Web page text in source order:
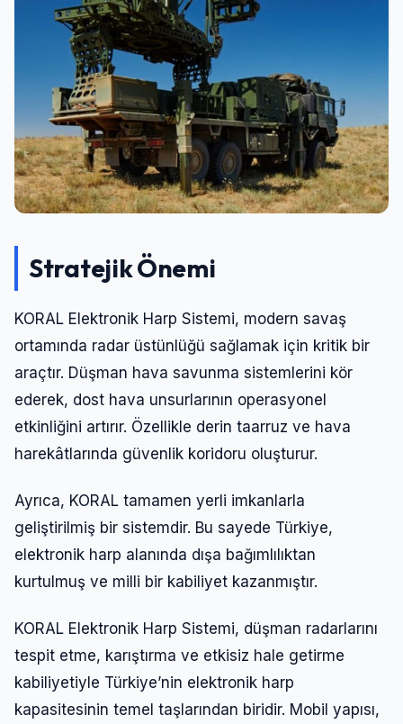
Stratejik Önemi
KORAL Elektronik Harp Sistemi, modern savaş
ortamında radar üstünlüğü sağlamak için kritik bir
araçtır. Düşman hava savunma sistemlerini kör
ederek, dost hava unsurlarının operasyonel
etkinliğini artırır. Özellikle derin taarruz ve hava
harekâtlarında güvenlik koridoru oluşturur.
Ayrıca, KORAL tamamen yerli imkanlarla
geliştirilmiş bir sistemdir. Bu sayede Türkiye,
elektronik harp alanında dışa bağımlılıktan
kurtulmuş ve milli bir kabiliyet kazanmıştır.
KORAL Elektronik Harp Sistemi, düşman radarlarını
tespit etme, karıştırma ve etkisiz hale getirme
kabiliyetiyle Türkiye’nin elektronik harp
kapasitesinin temel taşlarından biridir. Mobil yapısı,
Şifre
Beni Hatırla Şifremi Unuttum
Giriş Yap